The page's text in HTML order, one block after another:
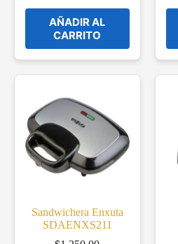
AÑADIR AL
CARRITO
Sandwichera Enxuta
SDAENXS211